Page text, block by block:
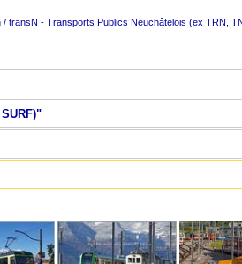
/ transN - Transports Publics Neuchâtelois (ex TRN,